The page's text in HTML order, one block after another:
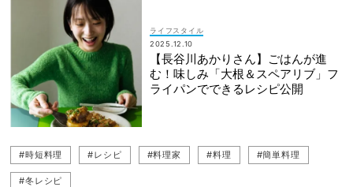
ライフスタイル
2025.12.10
【長谷川あかりさん】ごはんが進
む！味しみ「大根＆スペアリブ」フ
ライパンでできるレシピ公開
#時短料理 #レシピ #料理家 #料理 #簡単料理
#冬レシピ